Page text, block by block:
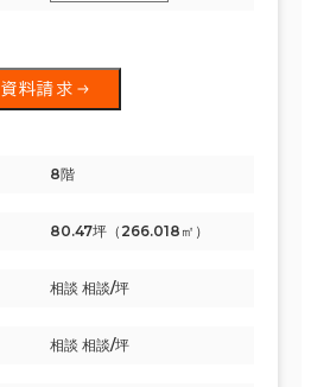
資料請求
8階
80.47坪（266.018㎡）
相談 相談/坪
相談 相談/坪